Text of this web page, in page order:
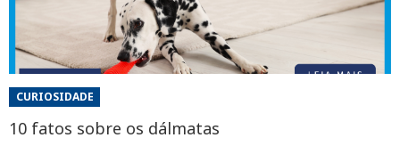
CURIOSIDADE
10 fatos sobre os dálmatas